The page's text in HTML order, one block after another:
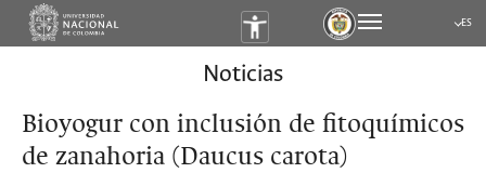
ES
Noticias
Bioyogur con inclusión de fitoquímicos
de zanahoria (Daucus carota)